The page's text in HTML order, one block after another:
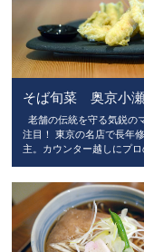
そば旬菜 奥京小
老舗の伝統を守る気鋭の
注目！ 東京の名店で長年
主。カウンター越しにプロ